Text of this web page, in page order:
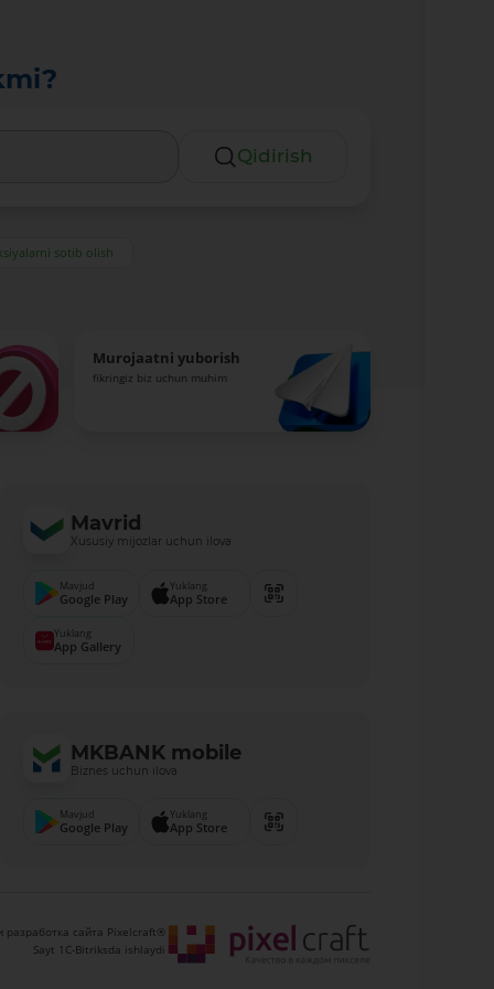
Qidirish
sotib olish
Murojaatni yuborish
fikringiz biz uchun muhim
Mavrid
Xususiy mijozlar uchun ilova
Mavjud
Google Play
Yuklang
App Store
Yuklang
App Gallery
MKBANK mobile
Biznes uchun ilova
Mavjud
Google Play
Yuklang
App Store
разработка сайта Pixelcraft®
Sayt 1C-Bitriksda ishlaydi